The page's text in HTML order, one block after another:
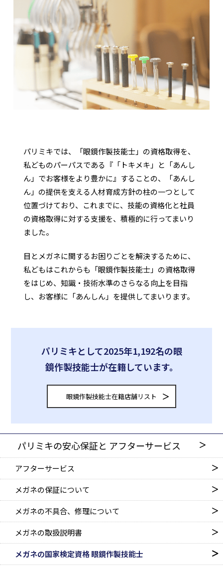
パリミキでは、「眼鏡作製技能士」の資格取得を、
私どものパーパスである『「トキメキ」と「あんし
ん」でお客様をより豊かに』することの、「あんし
ん」の提供を支える人材育成方針の柱の一つとして
位置づけており、これまでに、技能の資格化と社員
の資格取得に対する支援を、積極的に行ってまいり
ました。
目とメガネに関するお困りごとを解決するために、
私どもはこれからも「眼鏡作製技能士」の資格取得
をはじめ、知識・技術水準のさらなる向上を目指
し、お客様に「あんしん」を提供してまいります。
パリミキとして2025年1,192名の眼
鏡作製技能士が在籍しています。
眼鏡作製技能士在籍店舗リスト
パリミキの安心保証と アフターサービス
アフターサービス
メガネの保証について
メガネの不具合、修理について
メガネの取扱説明書
メガネの国家検定資格眼鏡作製技能士